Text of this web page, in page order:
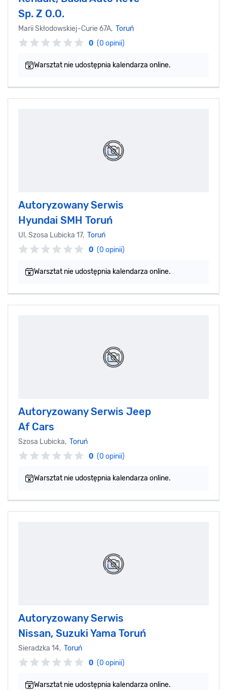
Sp. Z O.O.
Marii Skłodowskiej-Curie 67A, Toruń
0 (0 opinii)
Warsztat nie udostępnia kalendarza online.
Autoryzowany Serwis
Hyundai SMH Toruń
Ul. Szosa Lubicka 17, Toruń
0 (0 opinii)
Warsztat nie udostępnia kalendarza online.
Autoryzowany Serwis Jeep
Af Cars
Szosa Lubicka, Toruń
0 (0 opinii)
Warsztat nie udostępnia kalendarza online.
Autoryzowany Serwis
Nissan, Suzuki Yama Toruń
Sieradzka 14, Toruń
0 (0 opinii)
Warsztat nie udostępnia kalendarza online.